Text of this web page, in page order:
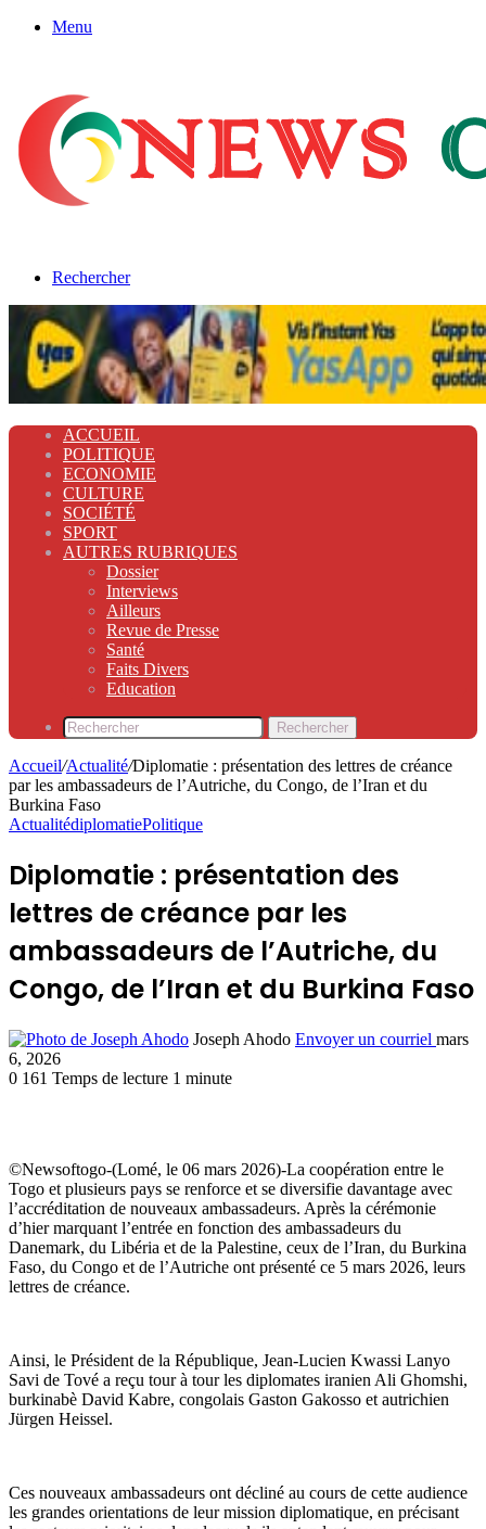
Menu
Rechercher
ACCUEIL
POLITIQUE
ECONOMIE
CULTURE
SOCIÉTÉ
SPORT
AUTRES RUBRIQUES
Dossier
Interviews
Ailleurs
Revue de Presse
Santé
Faits Divers
Education
Rechercher
Accueil/Actualité/Diplomatie : présentation des lettres de créance
par les ambassadeurs de l’Autriche, du Congo, de l’Iran et du
Burkina Faso
ActualitédiplomatiePolitique
Diplomatie : présentation des
lettres de créance par les
ambassadeurs de l’Autriche, du
Congo, de l’Iran et du Burkina Faso
Joseph Ahodo Envoyer un courriel mars
6, 2026
0 161 Temps de lecture 1 minute
©Newsoftogo-(Lomé, le 06 mars 2026)-La coopération entre le
Togo et plusieurs pays se renforce et se diversifie davantage avec
l’accréditation de nouveaux ambassadeurs. Après la cérémonie
d’hier marquant l’entrée en fonction des ambassadeurs du
Danemark, du Libéria et de la Palestine, ceux de l’Iran, du Burkina
Faso, du Congo et de l’Autriche ont présenté ce 5 mars 2026, leurs
lettres de créance.
Ainsi, le Président de la République, Jean-Lucien Kwassi Lanyo
Savi de Tové a reçu tour à tour les diplomates iranien Ali Ghomshi,
burkinabè David Kabre, congolais Gaston Gakosso et autrichien
Jürgen Heissel.
Ces nouveaux ambassadeurs ont décliné au cours de cette audience
les grandes orientations de leur mission diplomatique, en précisant